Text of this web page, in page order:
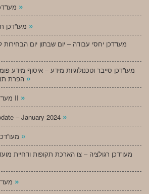
»
»
מעו”דכן יחסי עבודה – יום שבתון יום הבחירות
מעו”דכן סייבר וטכנולוגיות מידע – איסוף מידע
»
מעו”דכן ליטיגציה – ינואר 2024 II »
– January 2024 »
»
»